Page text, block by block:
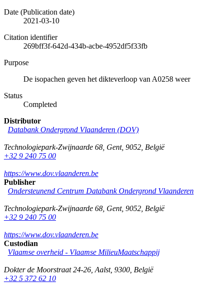
Date (Publication date)
2021-03-10
Citation identifier
269bff3f-642d-434b-acbe-4952df5f33fb
Purpose
De isopachen geven het dikteverloop van A0258 weer
Status
Completed
Distributor
Databank Ondergrond Vlaanderen (DOV)
Technologiepark-Zwijnaarde 68 Gent, 9052 België
+32 9 240 75 00
https://www.dov.vlaanderen.be
Publisher
Ondersteunend Centrum Databank Ondergrond Vlaanderen
Technologiepark-Zwijnaarde 68 Gent, 9052 België
+32 9 240 75 00
https://www.dov.vlaanderen.be
Custodian
Vlaamse overheid - Vlaamse MilieuMaatschappij
Dokter de Moorstraat 24-26 Aalst, 9300 België
+32 5 372 62 10